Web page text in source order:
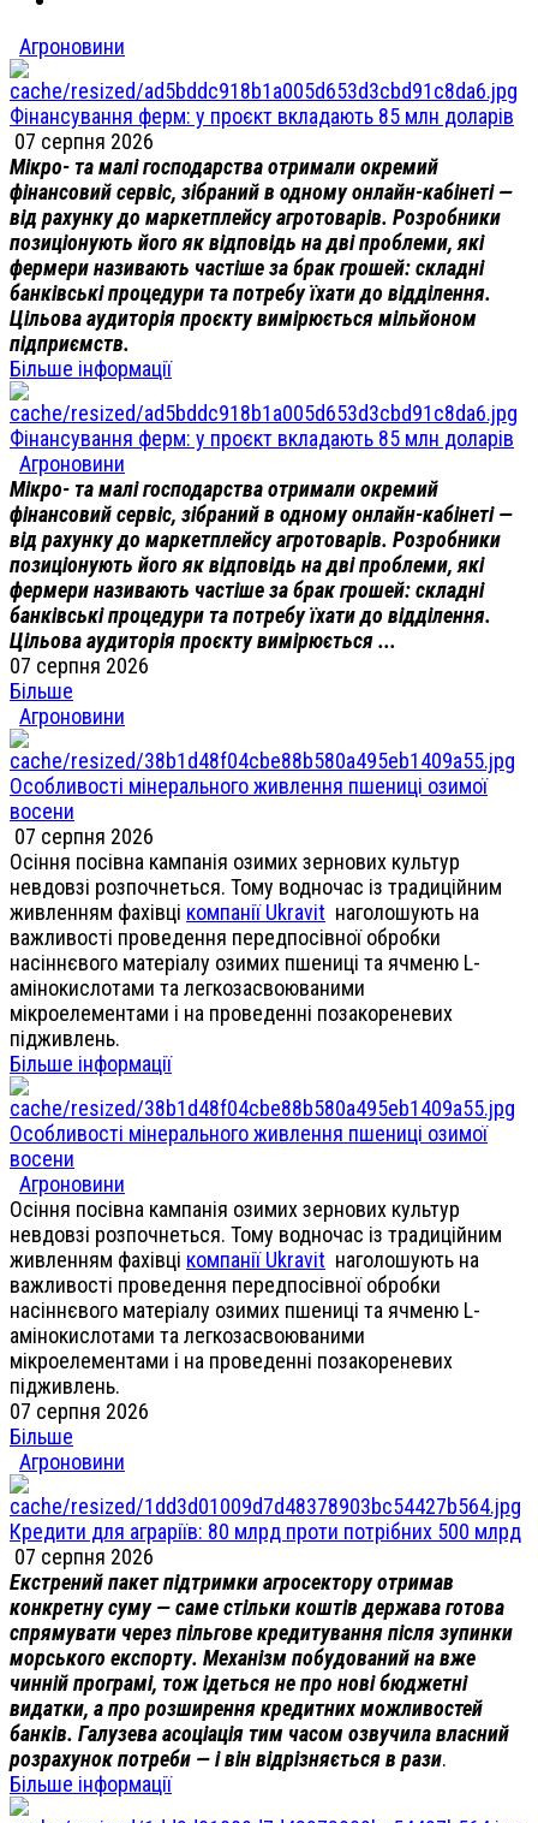
Агроновини
Фінансування ферм: у проєкт вкладають 85 млн доларів
07 серпня 2026
Мікро- та малі господарства отримали окремий
фінансовий сервіс, зібраний в одному онлайн-кабінеті —
від рахунку до маркетплейсу агротоварів. Розробники
позиціонують його як відповідь на дві проблеми, які
фермери називають частіше за брак грошей: складні
банківські процедури та потребу їхати до відділення.
Цільова аудиторія проєкту вимірюється мільйоном
підприємств.
Більше інформації
Фінансування ферм: у проєкт вкладають 85 млн доларів
Агроновини
Мікро- та малі господарства отримали окремий
фінансовий сервіс, зібраний в одному онлайн-кабінеті —
від рахунку до маркетплейсу агротоварів. Розробники
позиціонують його як відповідь на дві проблеми, які
фермери називають частіше за брак грошей: складні
банківські процедури та потребу їхати до відділення.
Цільова аудиторія проєкту вимірюється ...
07 серпня 2026
Більше
Агроновини
Особливості мінерального живлення пшениці озимої
восени
07 серпня 2026
Осіння посівна кампанія озимих зернових культур
невдовзі розпочнеться. Тому водночас із традиційним
живленням фахівці компанії Ukravit наголошують на
важливості проведення передпосівної обробки
насіннєвого матеріалу озимих пшениці та ячменю L-
амінокислотами та легкозасвоюваними
мікроелементами і на проведенні позакореневих
підживлень.
Більше інформації
Особливості мінерального живлення пшениці озимої
восени
Агроновини
Осіння посівна кампанія озимих зернових культур
невдовзі розпочнеться. Тому водночас із традиційним
живленням фахівці компанії Ukravit наголошують на
важливості проведення передпосівної обробки
насіннєвого матеріалу озимих пшениці та ячменю L-
амінокислотами та легкозасвоюваними
мікроелементами і на проведенні позакореневих
підживлень.
07 серпня 2026
Більше
Агроновини
Кредити для аграріїв: 80 млрд проти потрібних 500 млрд
07 серпня 2026
Екстрений пакет підтримки агросектору отримав
конкретну суму — саме стільки коштів держава готова
спрямувати через пільгове кредитування після зупинки
морського експорту. Механізм побудований на вже
чинній програмі, тож ідеться не про нові бюджетні
видатки, а про розширення кредитних можливостей
банків. Галузева асоціація тим часом озвучила власний
розрахунок потреби — і він відрізняється в рази.
Більше інформації